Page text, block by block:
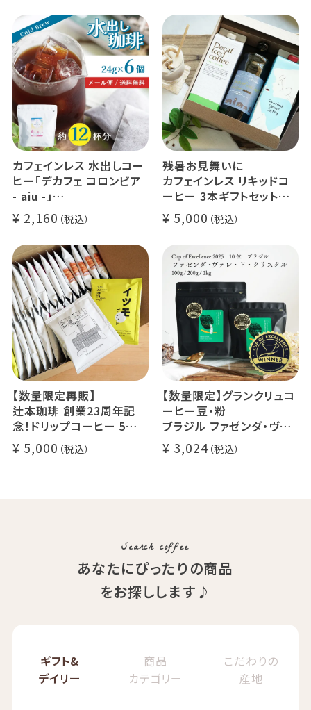
カフェインレス 水出しコー
ヒー「デカフェ コロンビア
- aiu -」
24g×6個（約12杯分）
マウンテンウォータープロ
セス カフェインレスコーヒ
ー豆100%使用 メール便
でお届け
2,160
残暑お見舞いに
カフェインレス リキッドコ
ーヒー 3本ギフトセット
クラッシュド デカフェ ゼリ
ー 1本
デカフェ オレベース【無
糖】1本
デカフェ アイスコーヒー 1
5,000
【数量限定再販】
辻本珈琲 創業23周年記
念！ドリップコーヒー 5種
50杯セット
アニバーサリーブレンド（コ
5,000
【数量限定】グランクリュコ
ーヒー豆・粉
ブラジル ファゼンダ・ヴァ
レ・ド・クリスタル（100g /
200g / 1kg）
3,024
Search coffee
あなたにぴったりの商品
をお探しします♪
ギフト&
デイリー
商品
カテゴリー
こだわりの
産地